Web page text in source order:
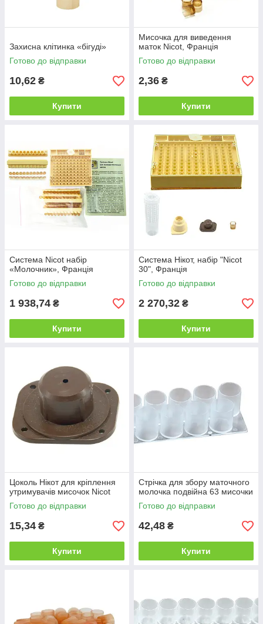
Захисна клітинка «бігуді»
Готово до відправки
10,62 ₴
Купити
Мисочка для виведення
маток Nicot, Франція
Готово до відправки
2,36 ₴
Купити
Система Nicot набір
«Молочник», Франція
Готово до відправки
1 938,74 ₴
Купити
Система Нікот, набір "Nicot
30", Франція
Готово до відправки
2 270,32 ₴
Купити
Цоколь Нікот для кріплення
утримувачів мисочок Nicot
Готово до відправки
15,34 ₴
Купити
Стрічка для збору маточного
молочка подвійна 63 мисочки
Готово до відправки
42,48 ₴
Купити